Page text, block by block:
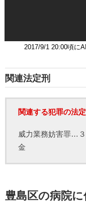
2017/9/1 20:00頃に
関連法定刑
関連する犯罪の法
威力業務妨害罪…
金
豊島区の病院